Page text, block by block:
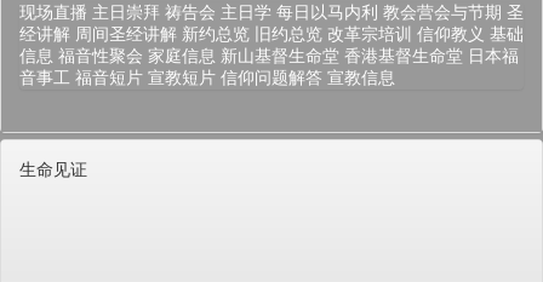
现场直播 主日崇拜 祷告会 主日学 每日以马内利 教会营会与节期 圣
经讲解 周间圣经讲解 新约总览 旧约总览 改革宗培训 信仰教义 基础
信息 福音性聚会 家庭信息 新山基督生命堂 香港基督生命堂 日本福
音事工 福音短片 宣教短片 信仰问题解答 宣教信息
生命见证